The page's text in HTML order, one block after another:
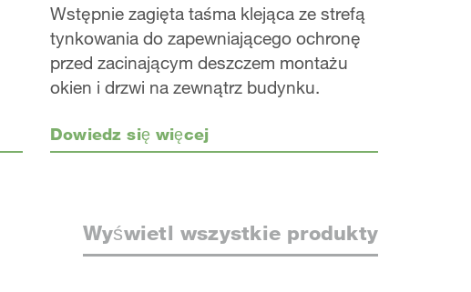
Wstępnie zagięta taśma klejąca ze strefą
tynkowania do zapewniającego ochronę
przed zacinającym deszczem montażu
okien i drzwi na zewnątrz budynku.
Dowiedz się więcej
Wyświetl wszystkie produkty